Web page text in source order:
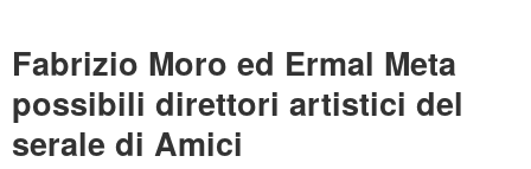
Fabrizio Moro ed Ermal Meta
possibili direttori artistici del
serale di Amici